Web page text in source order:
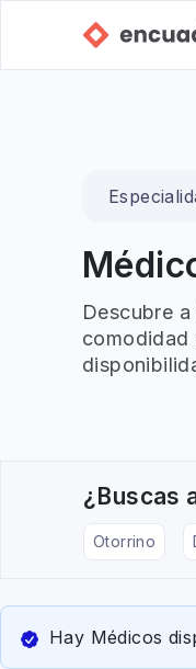
Descubre
comodidad
¿Buscas
Otorrino
Hay Médicos